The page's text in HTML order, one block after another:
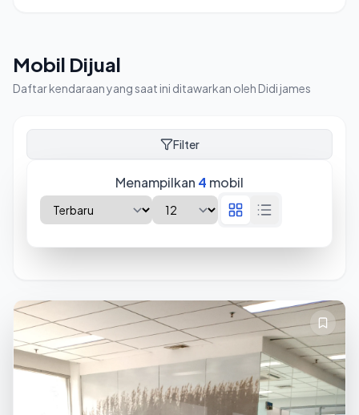
Mobil Dijual
Daftar kendaraan yang saat ini ditawarkan oleh Didi james
Filter
Menampilkan 4 mobil